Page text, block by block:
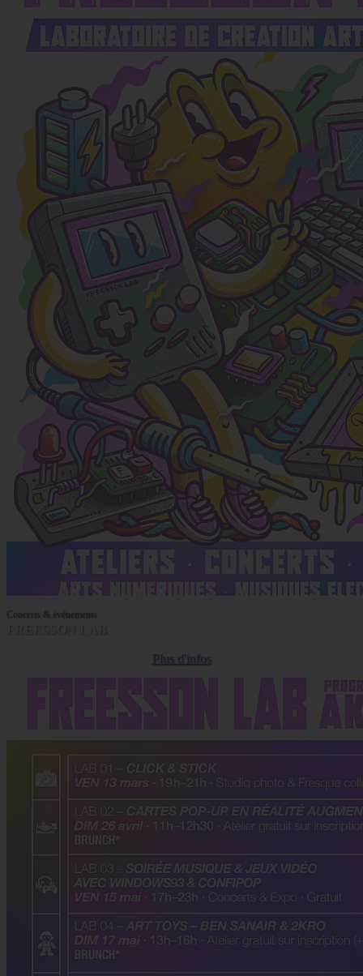
Concerts & événements
Plus d'infos